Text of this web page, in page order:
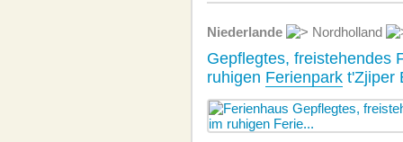
Niederlande Nordholland
Gepflegtes, freistehendes
ruhigen Ferienpark t'Zjiper